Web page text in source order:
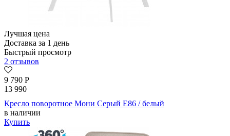
Лучшая цена
Доставка за 1 день
Быстрый просмотр
2 отзывов
9 790 Р
13 990
Кресло поворотное Мони Серый E86 / белый
в наличии
Купить